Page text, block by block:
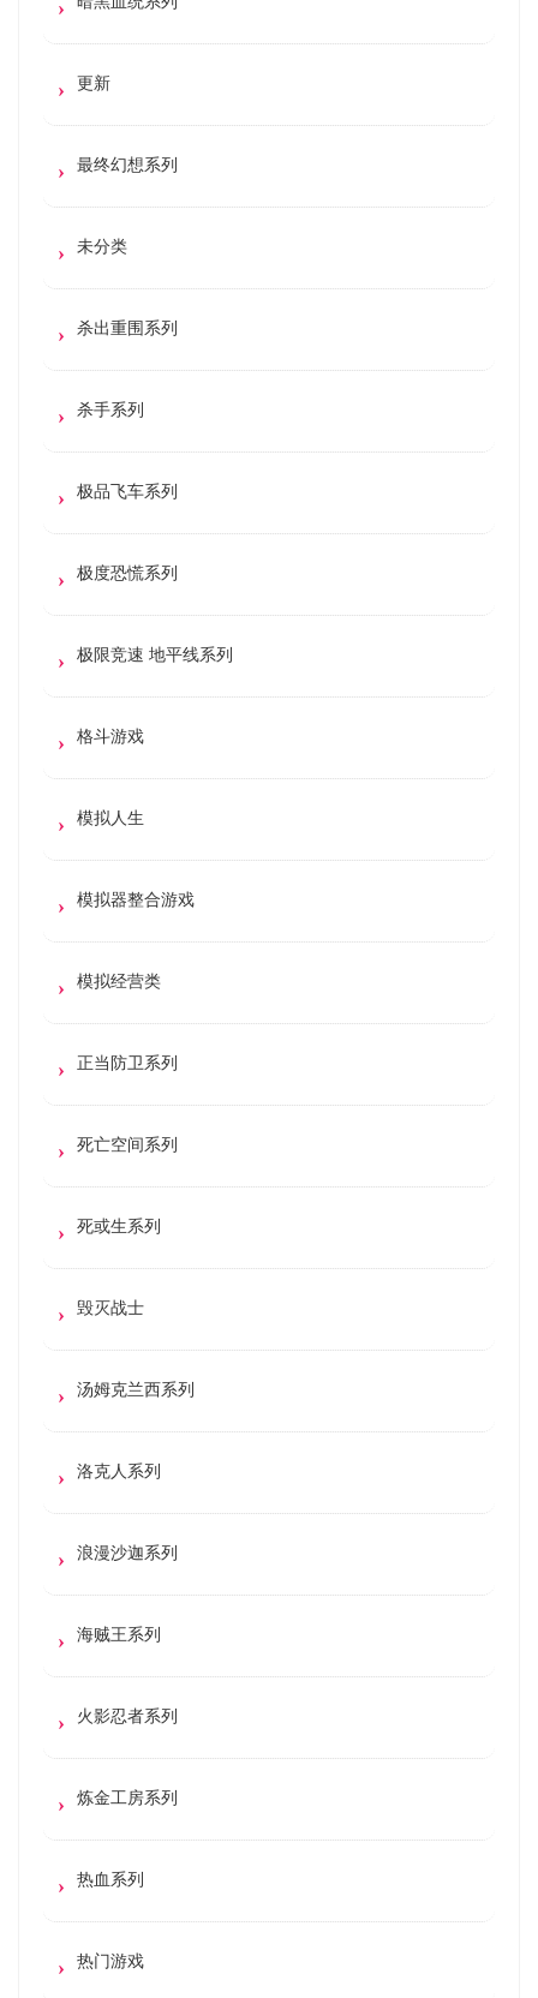
更新
最终幻想系列
未分类
杀出重围系列
杀手系列
极品飞车系列
极度恐慌系列
极限竞速 地平线系列
格斗游戏
模拟人生
模拟器整合游戏
模拟经营类
正当防卫系列
死亡空间系列
死或生系列
毁灭战士
汤姆克兰西系列
洛克人系列
浪漫沙迦系列
海贼王系列
火影忍者系列
炼金工房系列
热血系列
热门游戏